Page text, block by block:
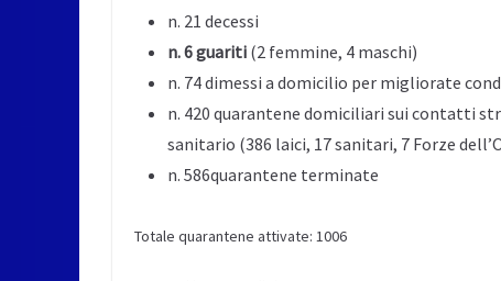
n. 21 decessi
n. 6 guariti (2 femmine, 4 maschi)
n. 74 dimessi a domicilio per migliorate
n. 420 quarantene domiciliari sui contatti
sanitario (386 laici, 17 sanitari, 7 Forze
n. 586quarantene terminate
Totale quarantene attivate: 1006